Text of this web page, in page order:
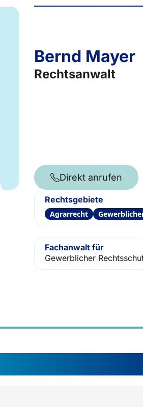
Bernd Mayer
Rechtsanwalt
Direkt anrufen
Rechtsgebiete
Agrarrecht
Fachanwalt für
Gewerblicher